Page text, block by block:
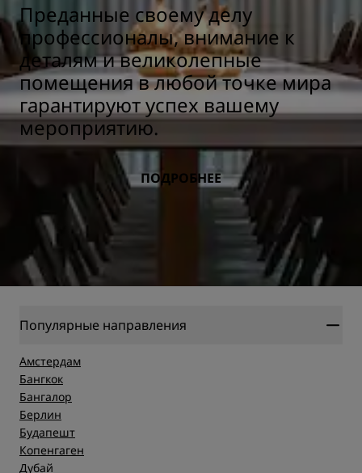
Преданные своему делу
профессионалы, внимание к
деталям и великолепные
помещения в любой точке мира
гарантируют успех вашему
мероприятию.
ПОДРОБНЕЕ
Популярные направления
Амстердам
Бангкок
Бангалор
Берлин
Будапешт
Копенгаген
Дубай